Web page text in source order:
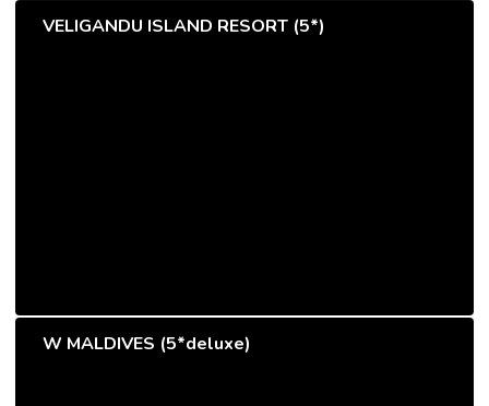
VELIGANDU ISLAND RESORT (5*)
W MALDIVES (5*deluxe)